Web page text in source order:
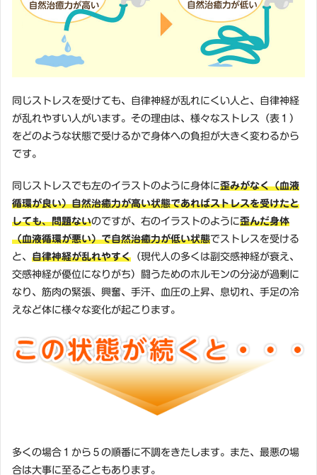
同じストレスを受けても、自律神経が乱れにくい人と、自律神経
が乱れやすい人がいます。その理由は、様々なストレス（表１）
をどのような状態で受けるかで身体への負担が大きく変わるから
です。
同じストレスでも左のイラストのように身体に歪みがなく（血液
循環が良い）自然治癒力が高い状態であればストレスを受けたと
しても、問題ないのですが、右のイラストのように歪んだ身体
（血液循環が悪い）で自然治癒力が低い状態でストレスを受ける
と、 自律神経が乱れやすく （現代人の多くは副交感神経が衰え、
交感神経が優位になりがち）闘うためのホルモンの分泌が過剰に
なり、筋肉の緊張、興奮、手汗、血圧の上昇、息切れ、手足の冷
えなど体に様々な変化が起こります。
多くの場合１から５の順番に不調をきたします。また、最悪の場
合は大事に至ることもあります。